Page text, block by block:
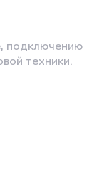
подключению
техники.